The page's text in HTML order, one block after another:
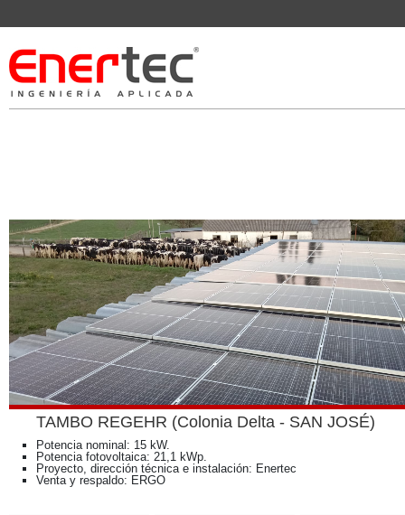
TAMBO REGEHR (Colonia Delta - SAN JOSÉ)
Potencia nominal: 15 kW.
Potencia fotovoltaica: 21,1 kWp.
Proyecto, dirección técnica e instalación: Enertec
Venta y respaldo: ERGO